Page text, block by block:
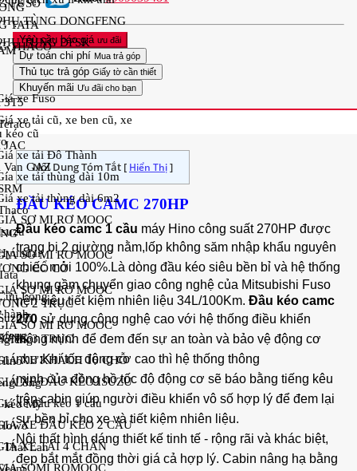
FUSO
TATA
THACO
TÙNG DONGFENG
TÙNG DFSK
hành
3T5
JAC
Van GAZ
Long
kéo Mỹ
Thái Lan
xe Fuso
xe tải cũ, xe ben cũ, xe
kéo cũ
xe tải Đô Thành
xe tải thùng dài 10m
xe tải thùng dài 6m2
SƠ MI RƠ MOOC
SƠ MI RƠ MOOC
CỔ CÒ
SƠ MI RƠ MOOC
2 TRỤC
SƠ MI RƠ MOOC
3 TRỤC
XE KHÁCH 16 CHỖ
XE ĐẦU KÉO ISUZU
xe đầu kéo 1 cầu
XE ĐẦU KÉO 2 CẦU
XE TẢI 4 CHÂN
SOMI ROMOOC
Yêu cầu báo giá ưu đãi
Dự toán chi phí Mua trả góp
Thủ tục trả góp Giấy tờ cần thiết
Khuyến mãi Ưu đãi cho bạn
Nội Dung Tóm Tắt [ Hiển Thị]
ĐẦU KÉO CAMC 270HP
Đầu kéo camc 1 cầu máy Hino công suất 270HP được
trang bị 2 giường nằm,lốp không săm nhập khẩu nguyên
chiếc mới 100%.Là dòng đầu kéo siêu bền bỉ và hệ thống
khung gầm chuyển giao công nghệ của Mitsubishi Fuso
nên siêu tiết kiệm nhiên liệu 34L/100Km. Đầu kéo camc
270 sử dụng công nghệ cao với hệ thống điều khiển
thông minh để đem đến sự an toàn và bảo vệ động cơ
như:Khi tốc động cơ cao thì hệ thống thông
minh của đồng hồ tốc độ động cơ sẽ báo bằng tiếng kêu
trên cabin giúp người điều khiển vô số hợp lý để đem lại
sự bền bỉ cho xe và tiết kiệm nhiên liệu.
Nội thất hình dáng thiết kế tinh tế - rộng rãi và khác biệt,
đẹp bắt mắt đồng thời giá cả hợp lý. Cabin nâng hạ bằng